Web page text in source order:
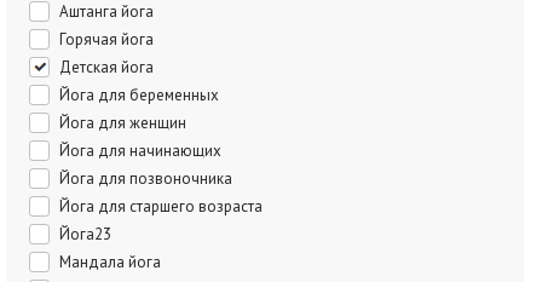
Аштанга йога
Горячая йога
Детская йога
Йога для беременных
Йога для женщин
Йога для начинающих
Йога для позвоночника
Йога для старшего возраста
Йога23
Мандала йога